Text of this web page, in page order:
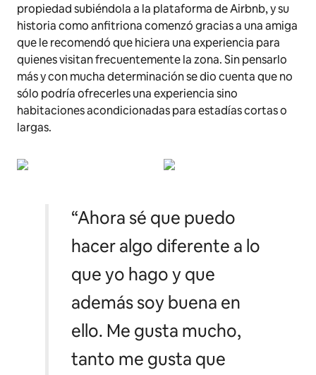
propiedad subiéndola a la plataforma de Airbnb, y su
historia como anfitriona comenzó gracias a una amiga
que le recomendó que hiciera una experiencia para
quienes visitan frecuentemente la zona.Sin pensarlo
más y con mucha determinación se dio cuenta que no
sólo podría ofrecerles una experiencia sino
habitaciones acondicionadas para estadías cortas o
largas.
“Ahora sé que puedo
hacer algo diferente a lo
que yo hago y que
además soy buena en
ello. Me gusta mucho,
tanto me gusta que